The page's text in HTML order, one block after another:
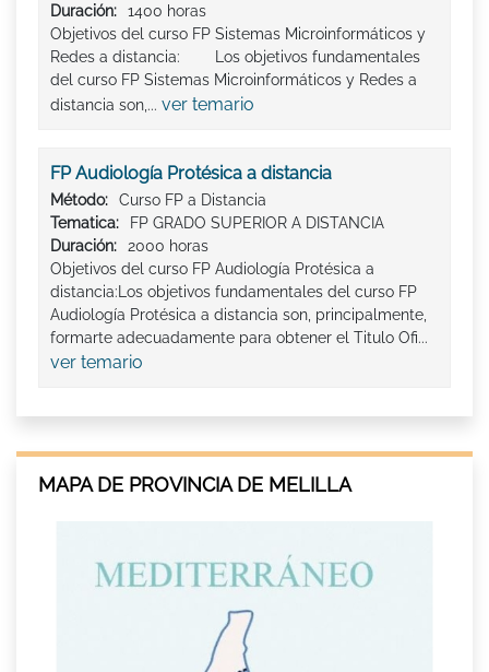
Duración:
1400 horas
Objetivos del curso FP Sistemas Microinformáticos y
Redes a distancia: Los objetivos fundamentales
del curso FP Sistemas Microinformáticos y Redes a
distancia son,... ver temario
FP Audiología Protésica a distancia
Método:
Curso FP a Distancia
Tematica:
FP GRADO SUPERIOR A DISTANCIA
Duración:
2000 horas
Objetivos del curso FP Audiología Protésica a
distancia:Los objetivos fundamentales del curso FP
Audiología Protésica a distancia son, principalmente,
formarte adecuadamente para obtener el Titulo Ofi...
ver temario
MAPA DE PROVINCIA DE MELILLA